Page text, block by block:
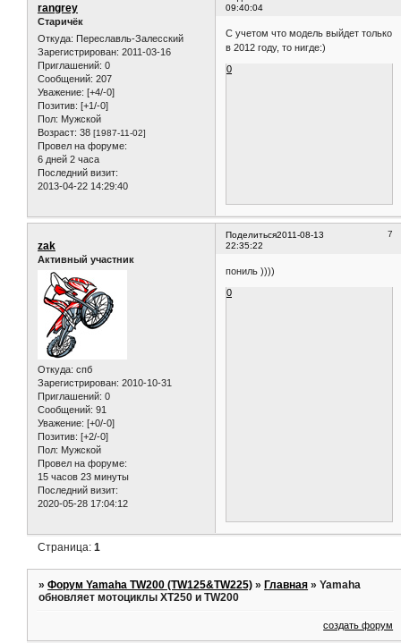
09:40:04
rangrey
Старичёк
Откуда: Переславль-Залесский
Зарегистрирован: 2011-03-16
Приглашений: 0
Сообщений: 207
Уважение: [+4/-0]
Позитив: [+1/-0]
Пол: Мужской
Возраст: 38 [1987-11-02]
Провел на форуме:
6 дней 2 часа
Последний визит:
2013-04-22 14:29:40
С учетом что модель выйдет только
в 2012 году, то нигде:)
0
Поделиться 7
2011-08-13
22:35:22
zak
Активный участник
Откуда: спб
Зарегистрирован: 2010-10-31
Приглашений: 0
Сообщений: 91
Уважение: [+0/-0]
Позитив: [+2/-0]
Пол: Мужской
Провел на форуме:
15 часов 23 минуты
Последний визит:
2020-05-28 17:04:12
пониль ))))
0
Страница:1
»Форум Yamaha TW200 (TW125&TW225) »Главная »Yamaha
обновляет мотоциклы XT250 и TW200
создать форум